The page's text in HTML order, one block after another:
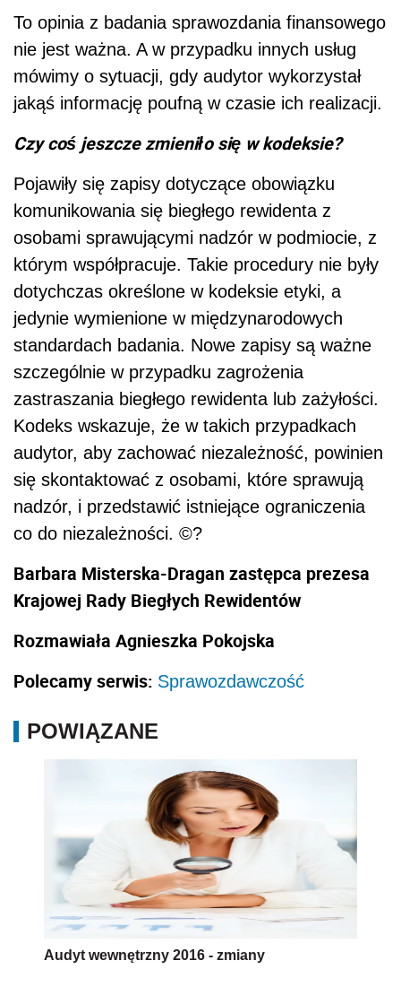
To opinia z badania sprawozdania finansowego
nie jest ważna. A w przypadku innych usług
mówimy o sytuacji, gdy audytor wykorzystał
jakąś informację poufną w czasie ich realizacji.
Czy coś jeszcze zmieniło się w kodeksie?
Pojawiły się zapisy dotyczące obowiązku
komunikowania się biegłego rewidenta z
osobami sprawującymi nadzór w podmiocie, z
którym współpracuje. Takie procedury nie były
dotychczas określone w kodeksie etyki, a
jedynie wymienione w międzynarodowych
standardach badania. Nowe zapisy są ważne
szczególnie w przypadku zagrożenia
zastraszania biegłego rewidenta lub zażyłości.
Kodeks wskazuje, że w takich przypadkach
audytor, aby zachować niezależność, powinien
się skontaktować z osobami, które sprawują
nadzór, i przedstawić istniejące ograniczenia
co do niezależności. ©?
Barbara Misterska-Dragan zastępca prezesa
Krajowej Rady Biegłych Rewidentów
Rozmawiała Agnieszka Pokojska
Polecamy serwis: Sprawozdawczość
POWIĄZANE
Audyt wewnętrzny 2016 - zmiany